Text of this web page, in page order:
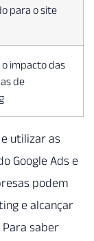
para o site
o impacto das
de
utilizar as
Google Ads e
podem
e alcançar
saber